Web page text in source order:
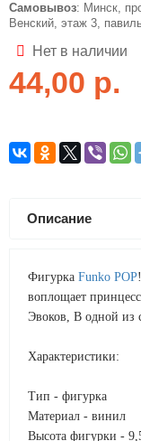
Самовывоз: Минск,
Венский, этаж 3,
Нет в наличии
44,00 р.
Описание
Фигурка Funko POP
воплощает
Эвоков, В одной из
Характеристики:
Тип - фигурка
Материал - винил
Высота фигурки -